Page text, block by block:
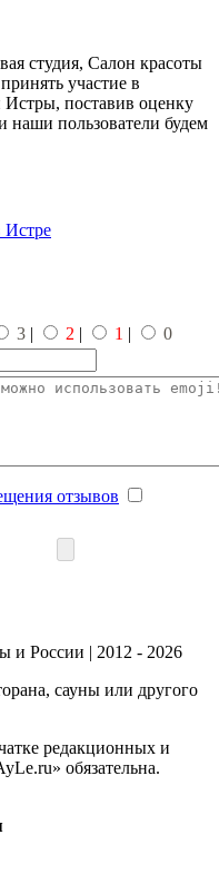
студия, Салон красоты
участие в
Истры, поставив оценку
пользователи будем
Истре
3 | 2 | 1 |
0
отзывов
и России | 2012 - 2026
сауны или другого
редакционных и
обязательна.